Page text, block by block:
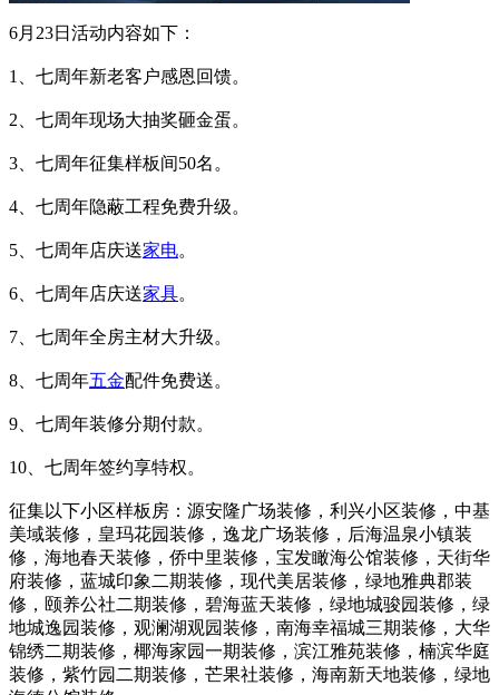
6月23日活动内容如下：
1、七周年新老客户感恩回馈。
2、七周年现场大抽奖砸金蛋。
3、七周年征集样板间50名。
4、七周年隐蔽工程免费升级。
5、七周年店庆送家电。
6、七周年店庆送家具。
7、七周年全房主材大升级。
8、七周年五金配件免费送。
9、七周年装修分期付款。
10、七周年签约享特权。
征集以下小区样板房：源安隆广场装修，利兴小区装修，中基
美域装修，皇玛花园装修，逸龙广场装修，后海温泉小镇装
修，海地春天装修，侨中里装修，宝发瞰海公馆装修，天街华
府装修，蓝城印象二期装修，现代美居装修，绿地雅典郡装
修，颐养公社二期装修，碧海蓝天装修，绿地城骏园装修，绿
地城逸园装修，观澜湖观园装修，南海幸福城三期装修，大华
锦绣二期装修，椰海家园一期装修，滨江雅苑装修，楠滨华庭
装修，紫竹园二期装修，芒果社装修，海南新天地装修，绿地